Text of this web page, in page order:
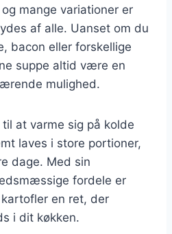
mange variationer er
af alle. Uanset om du
bacon eller forskellige
suppe altid være en
mulighed.
at varme sig på kolde
laves i store portioner,
dage. Med sin
fordele er
en ret, der
i dit køkken.